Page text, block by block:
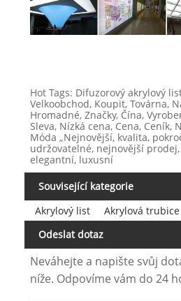
Hot Tags: Difuzorový akrylový
Velkoobchod, Koupit, Továrna,
Hromadné, Značky, Čína,
Sleva, Nízká cena, Cena, Ceník,
Móda „Nejnovější, kvalita,
udržovatelné, nejnovější
elegantní, luxusní
Související kategorie
Akrylový list
Akrylová trubice
Odeslat dotaz
Neváhejte a napište svůj
níže. Odpovíme vám do 24